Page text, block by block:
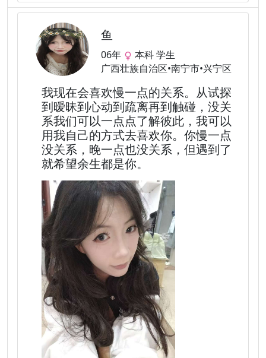
鱼
06年
本科 学生
广西壮族自治区•南宁市•兴宁区
我现在会喜欢慢一点的关系。从试探
到暧昧到心动到疏离再到触碰，没关
系我们可以一点点了解彼此，我可以
用我自己的方式去喜欢你。你慢一点
没关系，晚一点也没关系，但遇到了
就希望余生都是你。